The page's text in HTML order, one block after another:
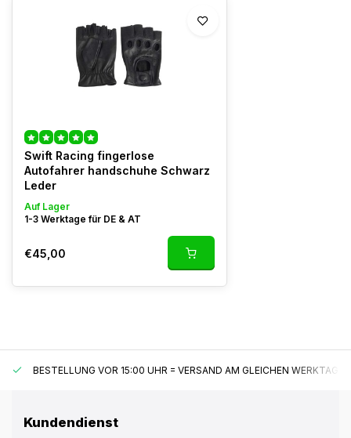
Swift Racing fingerlose
Autofahrer handschuhe Schwarz
Leder
Auf Lager
1-3 Werktage für DE & AT
€45,00
BESTELLUNG VOR 15:00 UHR = VERSAND AM GLEICHEN WERKTAG*
Kundendienst